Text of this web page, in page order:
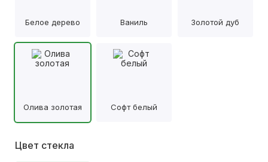
Белое дерево Ваниль Золотой дуб
Олива золотая Софт белый
Цвет стекла